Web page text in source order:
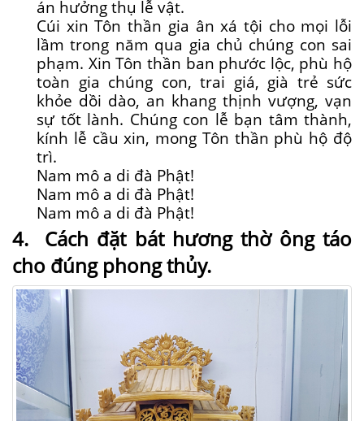
án hưởng thụ lễ vật.
Cúi xin Tôn thần gia ân xá tội cho mọi lỗi
lầm trong năm qua gia chủ chúng con sai
phạm. Xin Tôn thần ban phước lộc, phù hộ
toàn gia chúng con, trai giá, già trẻ sức
khỏe dồi dào, an khang thịnh vượng, vạn
sự tốt lành. Chúng con lễ bạn tâm thành,
kính lễ cầu xin, mong Tôn thần phù hộ độ
trì.
Nam mô a di đà Phật!
Nam mô a di đà Phật!
Nam mô a di đà Phật!
4. Cách đặt bát hương thờ ông táo
cho đúng phong thủy.